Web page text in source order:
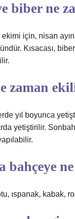
biber ne
için, nisan
Kısacası,
zaman
yıl boyunca
yetiştirilir.
bahçeye
ıspanak, kabak,